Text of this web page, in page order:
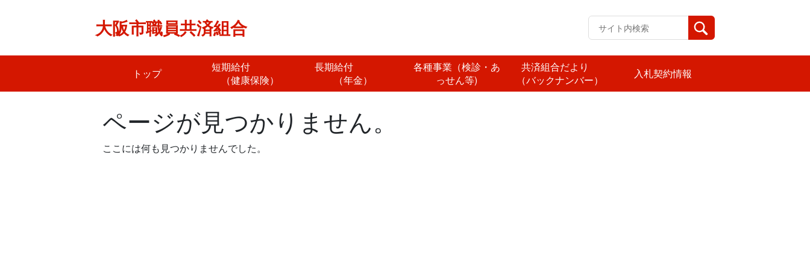
大阪市職員共済組合
トップ
短期給付
（健康保険）
長期給付
（年金）
各種事業（検診・あ
っせん等)
共済組合だより
（バックナンバー）
入札契約情報
ページが見つかりません。
ここには何も見つかりませんでした。